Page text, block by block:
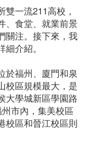
一流211高校，
、食堂、就業前景
關注。接下來，我
介紹。
於福州、廈門和泉
校區規模最大，是
大學城新區學園路
市內，集美校區
校區和晉江校區則